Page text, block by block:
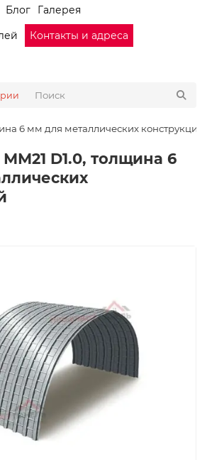
Блог
Галерея
Контакты и адреса
6 мм для металлических конструкций
D1.0, толщина 6